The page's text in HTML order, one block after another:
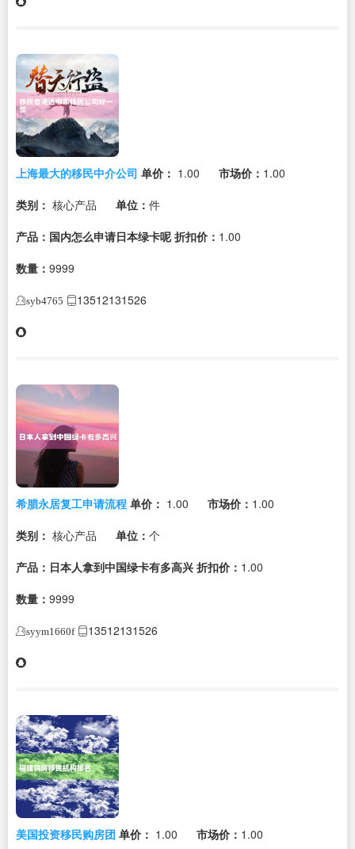
上海最大的移民中介公司 单价： 1.00 市场价： 1.00
类别： 核心产品 单位： 件
产品：国内怎么申请日本绿卡呢 折扣价： 1.00
数量： 9999
syb4765 13512131526
希腊永居复工申请流程 单价： 1.00 市场价： 1.00
类别： 核心产品 单位： 个
产品：日本人拿到中国绿卡有多高兴 折扣价： 1.00
数量： 9999
syym1660f 13512131526
美国投资移民购房团 单价： 1.00 市场价： 1.00